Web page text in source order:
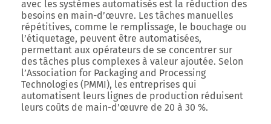
avec les systèmes automatisés est la réduction des
besoins en main-d’œuvre. Les tâches manuelles
répétitives, comme le remplissage, le bouchage ou
l’étiquetage, peuvent être automatisées,
permettant aux opérateurs de se concentrer sur
des tâches plus complexes à valeur ajoutée. Selon
l’Association for Packaging and Processing
Technologies (PMMI), les entreprises qui
automatisent leurs lignes de production réduisent
leurs coûts de main-d’œuvre de 20 à 30 %.